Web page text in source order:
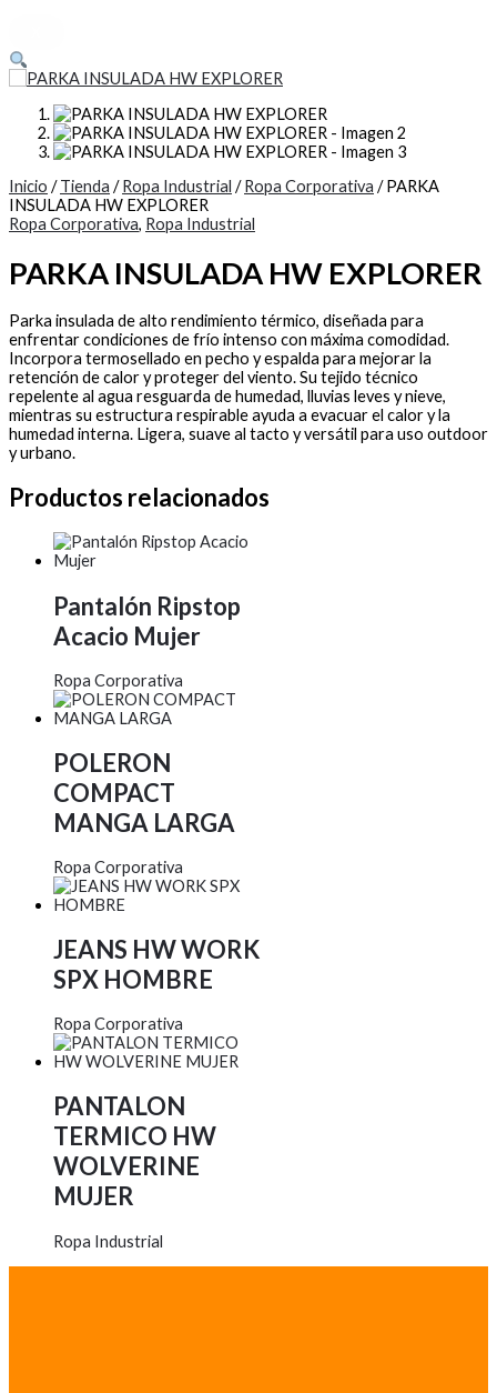
Inicio /Tienda /Ropa Industrial /Ropa Corporativa / PARKA
INSULADA HW EXPLORER
Ropa Corporativa, Ropa Industrial
PARKA INSULADA HW EXPLORER
Parka insulada de alto rendimiento térmico, diseñada para
enfrentar condiciones de frío intenso con máxima comodidad.
Incorpora termosellado en pecho y espalda para mejorar la
retención de calor y proteger del viento. Su tejido técnico
repelente al agua resguarda de humedad, lluvias leves y nieve,
mientras su estructura respirable ayuda a evacuar el calor y la
humedad interna. Ligera, suave al tacto y versátil para uso outdoor
y urbano.
Productos relacionados
Pantalón Ripstop
Acacio Mujer
Ropa Corporativa
POLERON
COMPACT
MANGA LARGA
Ropa Corporativa
JEANS HW WORK
SPX HOMBRE
Ropa Corporativa
PANTALON
TERMICO HW
WOLVERINE
MUJER
Ropa Industrial